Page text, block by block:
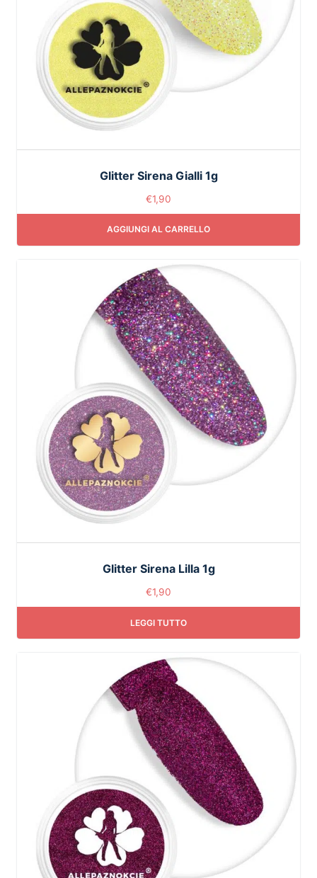
Glitter Sirena Gialli 1g
€1,90
AGGIUNGI AL CARRELLO
Glitter Sirena Lilla 1g
€1,90
LEGGI TUTTO